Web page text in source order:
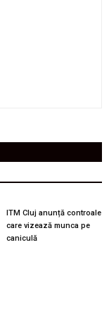
ITM Cluj anunță controale
care vizează munca pe
caniculă